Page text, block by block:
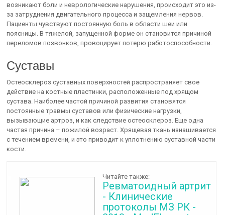
возникают боли и неврологические нарушения, происходит это из-
за затруднения двигательного процесса и защемления нервов.
Пациенты чувствуют постоянную боль в области шеи или
поясницы. В тяжелой, запущенной форме он становится причиной
переломов позвонков, провоцирует потерю работоспособности.
Суставы
Остеосклероз суставных поверхностей распространяет свое
действие на костные пластинки, расположенные под хрящом
сустава. Наиболее частой причиной развития становятся
постоянные травмы суставов или физические нагрузки,
вызывающие артроз, и как следствие остеосклероз. Еще одна
частая причина – пожилой возраст. Хрящевая ткань изнашивается
с течением времени, и это приводит к уплотнению суставной части
кости.
Читайте также:
Ревматоидный артрит
- Клинические
протоколы МЗ РК -